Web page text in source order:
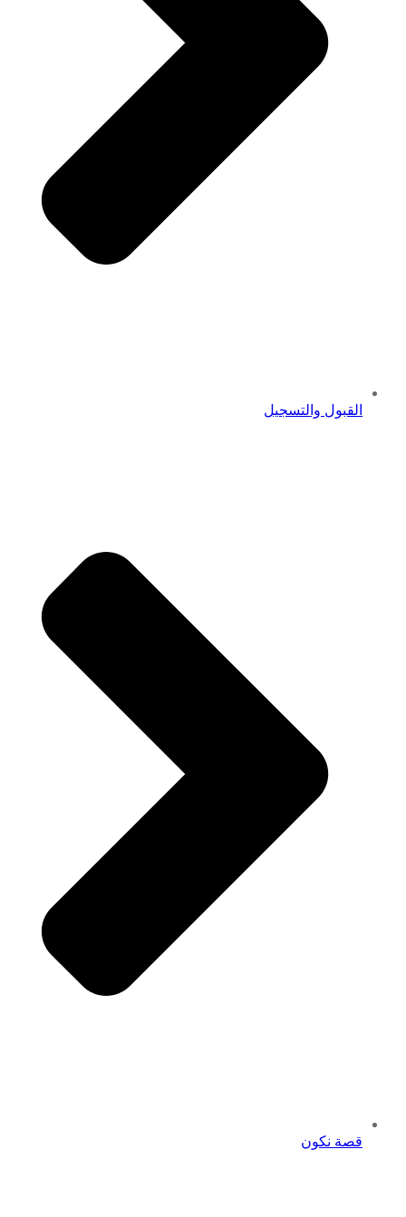
القبول والتسجيل
قصة نكون